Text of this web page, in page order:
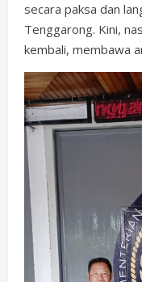
secara paksa dan
Tenggarong. Kini,
kembali, membawa